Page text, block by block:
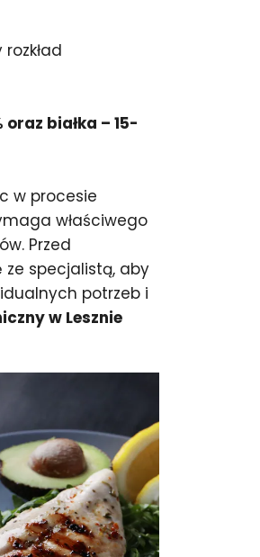
białka – 15-
w procesie
właściwego
Przed
specjalistą, aby
potrzeb i
w Lesznie